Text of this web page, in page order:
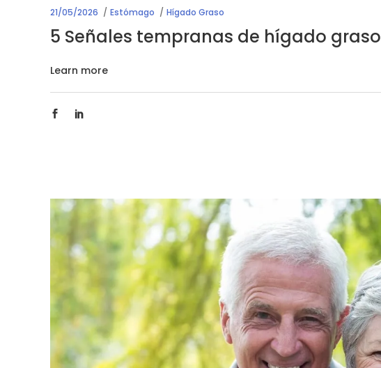
21/05/2026 Estómago Hígado Graso
5 Señales tempranas de hígado graso
Learn more